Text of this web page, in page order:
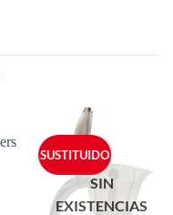
SUSTITUIDO
SIN
EXISTENCIAS